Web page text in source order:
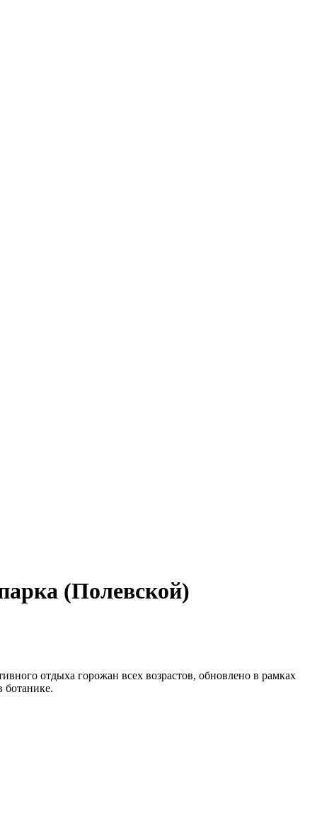
(Полевской)
отдыха горожан всех возрастов, обновлено в рамках
ботанике.